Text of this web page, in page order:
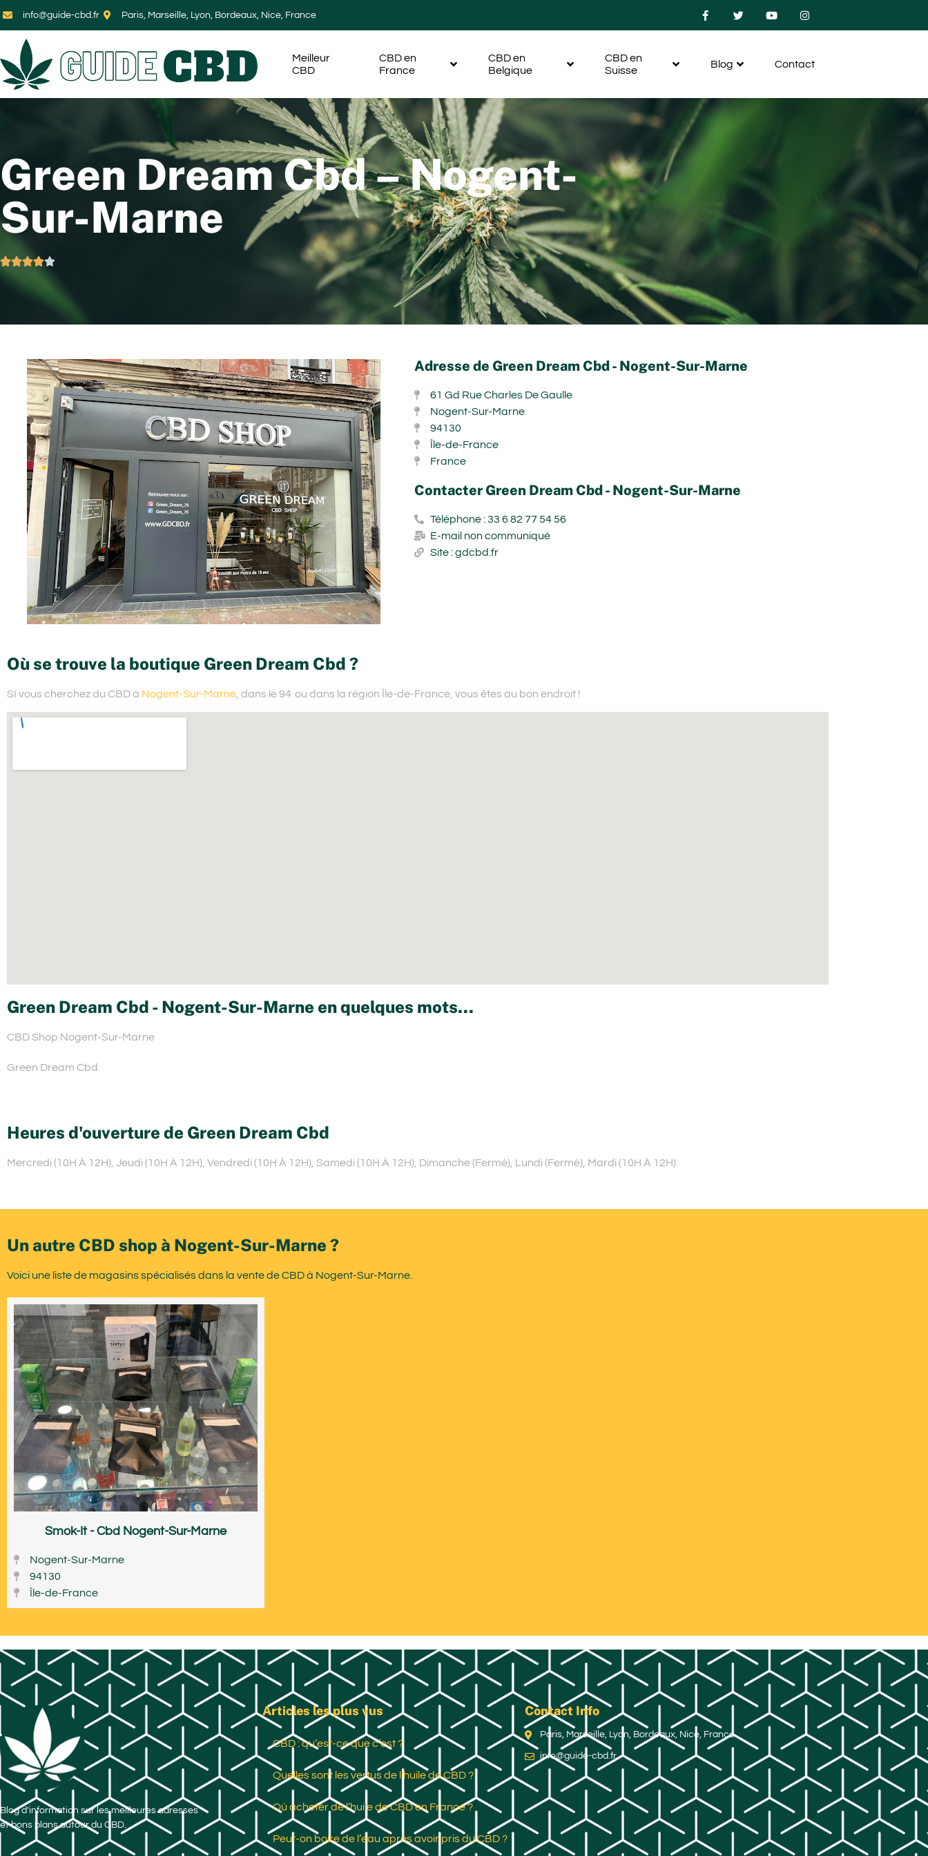
info@guide-cbd.fr Paris, Marseille, Lyon, Bordeaux, Nice, France
Meilleur
CBD
CBD en
France
CBD en
Belgique
CBD en
Suisse
Blog Contact
Green Dream Cbd – Nogent-
Sur-Marne

Adresse de Green Dream Cbd - Nogent-Sur-Marne
61 Gd Rue Charles De Gaulle
Nogent-Sur-Marne
94130
Île-de-France
France
Contacter Green Dream Cbd - Nogent-Sur-Marne
Téléphone : 33 6 82 77 54 56
E-mail non communiqué
Site : gdcbd.fr
Où se trouve la boutique Green Dream Cbd ?
SI vous cherchez du CBD à Nogent-Sur-Marne , dans le 94 ou dans la région Île-de-France, vous êtes au bon endroit !
Green Dream Cbd - Nogent-Sur-Marne en quelques mots...
CBD Shop Nogent-Sur-Marne
Green Dream Cbd
Heures d'ouverture de Green Dream Cbd
Mercredi (10H À 12H), Jeudi (10H À 12H), Vendredi (10H À 12H), Samedi (10H À 12H), Dimanche (Fermé), Lundi (Fermé), Mardi (10H À 12H)
Un autre CBD shop à Nogent-Sur-Marne ?
Voici une liste de magasins spécialisés dans la vente de CBD à Nogent-Sur-Marne.
Smok-It - Cbd Nogent-Sur-Marne
Nogent-Sur-Marne
94130
Île-de-France
Blog d’information sur les meilleures adresses
et bons plans autour du CBD.
Articles les plus vus
CBD : qu’est-ce que c’est ?
Quelles sont les vertus de l’huile de CBD ?
Où acheter de l’huile de CBD en France ?
Peut-on boire de l’eau après avoir pris du CBD ?
Contact Info
Paris, Marseille, Lyon, Bordeaux, Nice, France
info@guide-cbd.fr